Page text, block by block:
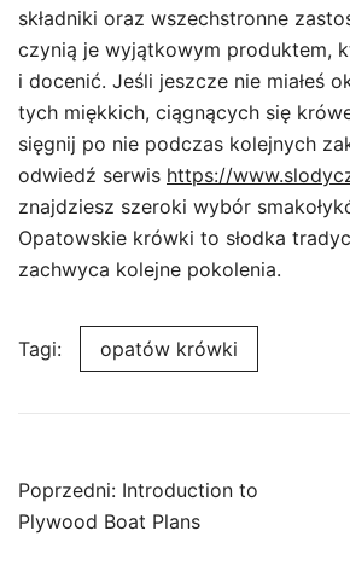
składniki oraz wszechstronne
czynią je wyjątkowym produktem,
i docenić. Jeśli jeszcze nie miałeś
tych miękkich, ciągnących się
sięgnij po nie podczas kolejnych
odwiedź serwis https://
znajdziesz szeroki wybór
Opatowskie krówki to słodka
zachwyca kolejne pokolenia.
Tagi: opatów krówki
Nawigacja
wpisu
Poprzedni: Introduction to
Plywood Boat Plans